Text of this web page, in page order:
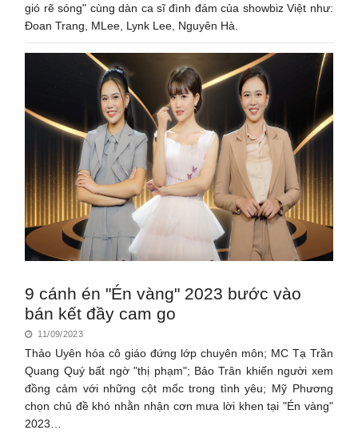
gió rẽ sóng" cùng dàn ca sĩ đình đám của showbiz Việt như:
Đoan Trang, MLee, Lynk Lee, Nguyên Hà.
9 cánh én "Én vàng" 2023 bước vào
bán kết đầy cam go
11/09/2023
Thảo Uyên hóa cô giáo đứng lớp chuyên môn; MC Tạ Trần
Quang Quý bất ngờ "thị phạm"; Bảo Trân khiến người xem
đồng cảm với những cột mốc trong tình yêu; Mỹ Phương
chọn chủ đề khó nhằn nhận cơn mưa lời khen tại "Én vàng"
2023…